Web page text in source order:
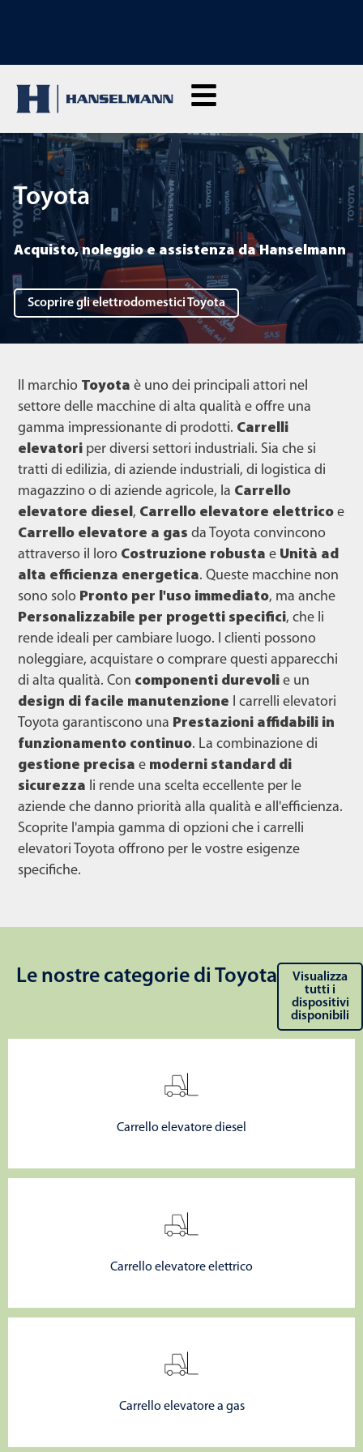
Toyota
Acquisto, noleggio e assistenza da Hanselmann
Scoprire gli elettrodomestici Toyota
Il marchio Toyota è uno dei principali attori nel
settore delle macchine di alta qualità e offre una
gamma impressionante di prodotti. Carrelli
elevatori per diversi settori industriali. Sia che si
tratti di edilizia, di aziende industriali, di logistica di
magazzino o di aziende agricole, la Carrello
elevatore diesel, Carrello elevatore elettrico e
Carrello elevatore a gas da Toyota convincono
attraverso il loro Costruzione robusta e Unità ad
alta efficienza energetica. Queste macchine non
sono solo Pronto per l'uso immediato, ma anche
Personalizzabile per progetti specifici, che li
rende ideali per cambiare luogo. I clienti possono
noleggiare, acquistare o comprare questi apparecchi
di alta qualità. Con componenti durevoli e un
design di facile manutenzione I carrelli elevatori
Toyota garantiscono una Prestazioni affidabili in
funzionamento continuo. La combinazione di
gestione precisa e moderni standard di
sicurezza li rende una scelta eccellente per le
aziende che danno priorità alla qualità e all'efficienza.
Scoprite l'ampia gamma di opzioni che i carrelli
elevatori Toyota offrono per le vostre esigenze
specifiche.
Le nostre categorie di Toyota
Visualizza
tutti i
dispositivi
disponibili
Carrello elevatore diesel
Carrello elevatore elettrico
Carrello elevatore a gas